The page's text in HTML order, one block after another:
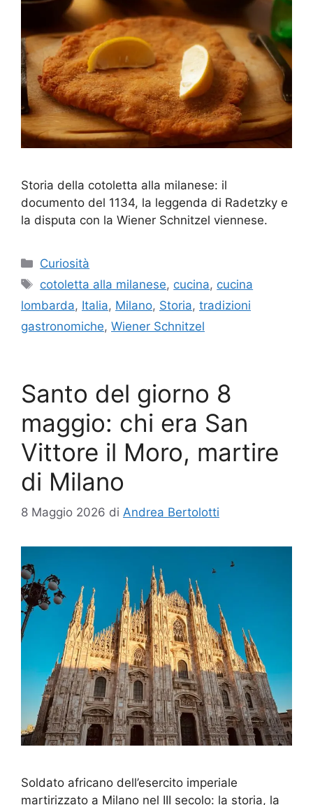
Storia della cotoletta alla milanese: il
documento del 1134, la leggenda di Radetzky e
la disputa con la Wiener Schnitzel viennese.
Categorie
Curiosità
Tag
cotoletta alla milanese, cucina, cucina
lombarda, Italia, Milano, Storia, tradizioni
gastronomiche, Wiener Schnitzel
Santo del giorno 8
maggio: chi era San
Vittore il Moro, martire
di Milano
8 Maggio 2026 di Andrea Bertolotti
Soldato africano dell’esercito imperiale
martirizzato a Milano nel III secolo: la storia, la